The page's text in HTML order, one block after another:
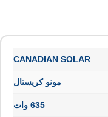
CANADIAN SOLAR
مونو کریستال
635 وات